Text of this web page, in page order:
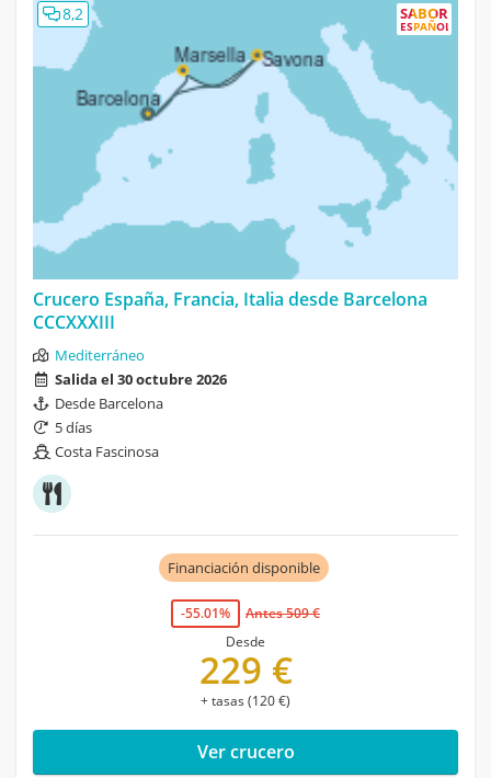
SABOR
ESPAÑOL
8,2
Crucero España, Francia, Italia desde Barcelona
CCCXXXIII
Mediterráneo
Salida el 30 octubre 2026
Desde Barcelona
5 días
Costa Fascinosa
Financiación disponible
-55.01%
Antes 509 €
Desde
229 €
+ tasas (120 €)
Ver crucero